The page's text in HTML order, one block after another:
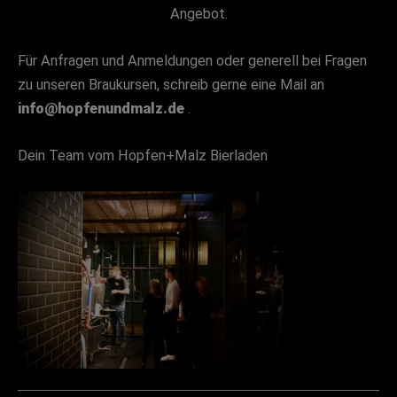
Angebot.
Für Anfragen und Anmeldungen oder generell bei Fragen
zu unseren Braukursen, schreib gerne eine Mail an
info@hopfenundmalz.de .
Dein Team vom Hopfen+Malz Bierladen